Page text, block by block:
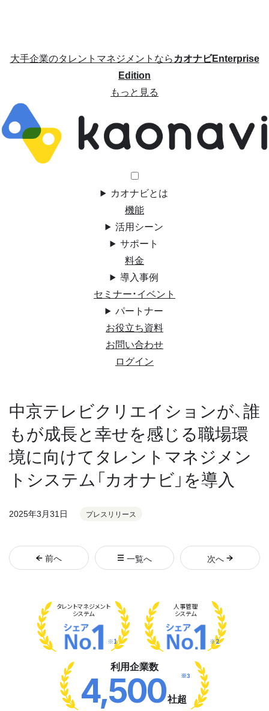
大手企業のタレントマネジメントならカオナビEnterprise
Edition
もっと見る
カオナビとは
機能
活用シーン
サポート
料金
導入事例
セミナー・イベント
パートナー
お役立ち資料
お問い合わせ
ログイン
中京テレビクリエイションが、誰
もが成長と幸せを感じる職場環
境に向けてタレントマネジメン
トシステム「カオナビ」を導入
2025年3月31日 プレスリリース
前へ 一覧へ 次へ
タレントマネジメント
システム
※1
人事管理
システム
※2
利用企業数
4,500社超
※3